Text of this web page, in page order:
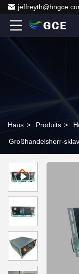
Haus > Produits >
Großhandelsherr-
für Batterie-Energie-